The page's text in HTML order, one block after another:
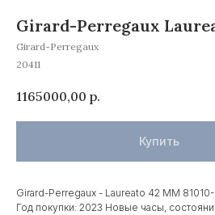
Girard-Perregaux
Girаrd-Pеrrеgаuх
20411
1165000,00 р.
Купить
Girard-Perregaux - Laureato 42 MM 81010-
Год покупки: 2023 Новые часы,